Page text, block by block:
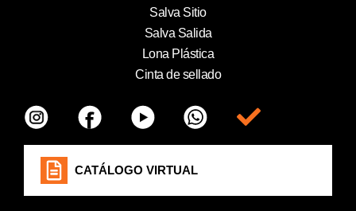
Salva Sitio
Salva Salida
Lona Plástica
Cinta de sellado
CATÁLOGO VIRTUAL